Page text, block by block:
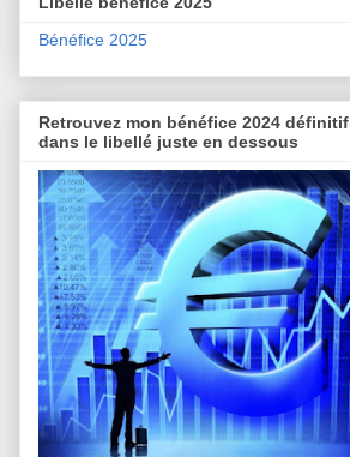
Bénéfice 2025
Retrouvez mon bénéfice 2024 définitif
dans le libellé juste en dessous